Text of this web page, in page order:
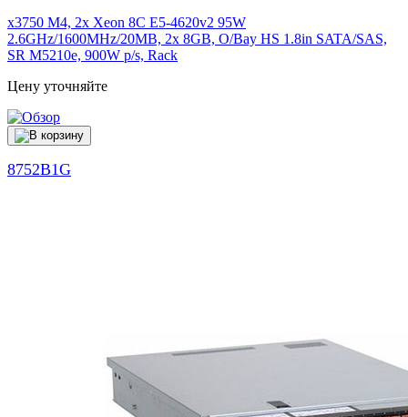
x3750 M4, 2x Xeon 8C E5-4620v2 95W
2.6GHz/1600MHz/20MB, 2x 8GB, O/Bay HS 1.8in SATA/SAS,
SR M5210e, 900W p/s, Rack
Цену уточняйте
8752B1G